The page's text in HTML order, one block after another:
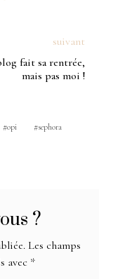
suivant
fait sa rentrée,
mais pas moi !
opi
sephora
?
Les champs
avec *